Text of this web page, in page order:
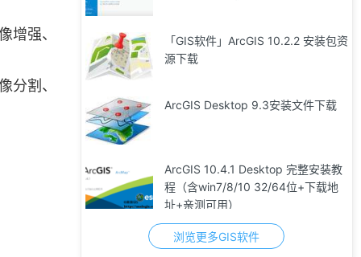
增强、
分割、
「GIS软件」ArcGIS 10.2.2 安装包资
源下载
ArcGIS Desktop 9.3安装文件下载
ArcGIS 10.4.1 Desktop 完整安装教
程（含win7/8/10 32/64位+下载地
址+亲测可用）
浏览更多GIS软件